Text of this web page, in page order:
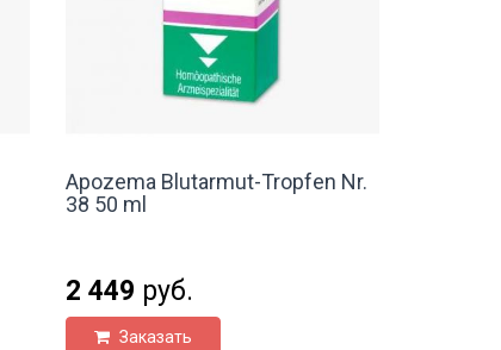
Apozema Blutarmut-Tropfen Nr.
38 50 ml
2 449 руб.
Заказать